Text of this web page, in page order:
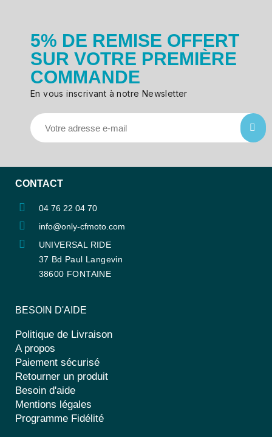
5% DE REMISE OFFERT
SUR VOTRE PREMIÈRE
COMMANDE
En vous inscrivant à notre Newsletter
CONTACT
04 76 22 04 70
info@only-cfmoto.com
UNIVERSAL RIDE
37 Bd Paul Langevin
38600 FONTAINE
BESOIN D'AIDE
Politique de Livraison
A propos
Paiement sécurisé
Retourner un produit
Besoin d'aide
Mentions légales
Programme Fidélité